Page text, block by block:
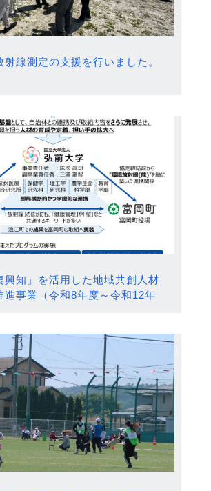
線測定の支援を行いました。
興知」を活用した地域共創人材
進事業（令和8年度～令和12年